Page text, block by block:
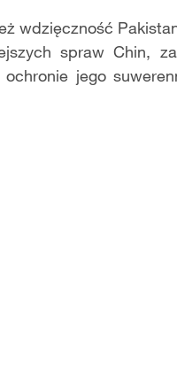
wdzięczność
spraw Chin,
jego